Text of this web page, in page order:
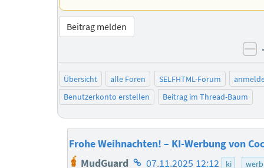
Beitrag melden
Übersicht alle Foren SELFHTML-Forum
Benutzerkonto erstellen
Beitrag im Thread-Baum
Frohe Weihnachten! – KI-Werbung von
MudGuard Homepage
07.11.2025 12:12 ki